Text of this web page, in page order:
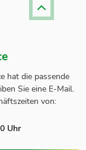
hat die passende
Sie eine E-Mail.
von:
Uhr